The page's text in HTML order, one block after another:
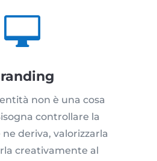

non è una cosa
controllare la
deriva, valorizzarla
creativamente al